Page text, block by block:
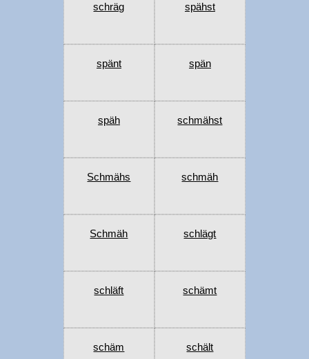
schräg spähst
spänt spän
späh schmähst
Schmähs schmäh
Schmäh schlägt
schläft schämt
schäm schält